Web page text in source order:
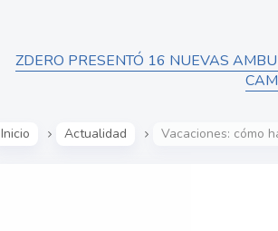
ZDERO PRESENTÓ 16 NUEVAS
Inicio Actualidad Vacaciones: cómo